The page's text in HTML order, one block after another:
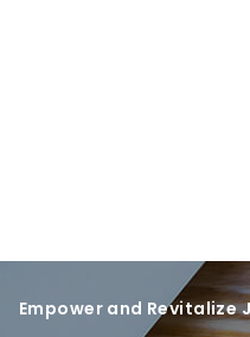
Empower and